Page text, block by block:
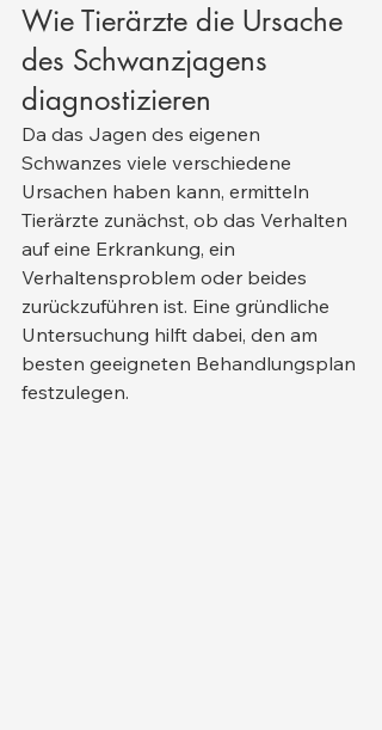
Wie Tierärzte die Ursache
des Schwanzjagens
diagnostizieren
Da das Jagen des eigenen
Schwanzes viele verschiedene
Ursachen haben kann, ermitteln
Tierärzte zunächst, ob das Verhalten
auf eine Erkrankung, ein
Verhaltensproblem oder beides
zurückzuführen ist. Eine gründliche
Untersuchung hilft dabei, den am
besten geeigneten Behandlungsplan
festzulegen.